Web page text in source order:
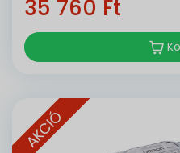
35 760 Ft
AKCIÓ